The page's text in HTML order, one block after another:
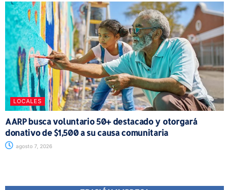
LOCALES
AARP busca voluntario 50+ destacado y otorgará
donativo de $1,500 a su causa comunitaria
agosto 7, 2026